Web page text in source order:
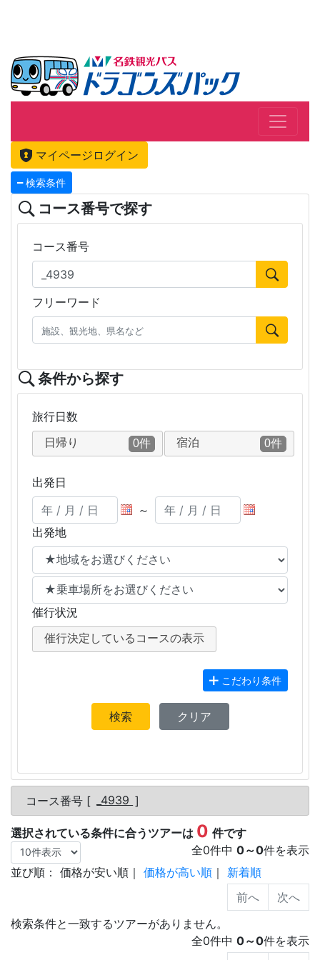
マイページログイン
検索条件
コース番号で探す
コース番号
フリーワード
条件から探す
旅行日数
日帰り 0件 宿泊 0件
出発日
～
出発地
催行状況
催行決定しているコースの表示
こだわり条件
検索 クリア
コース番号 [ _4939 ]
選択されている条件に合うツアーは 0 件です
全0件中 0～0件を表示
並び順： 価格が安い順 ｜ 価格が高い順 ｜ 新着順
検索条件と一致するツアーがありません。
全0件中 0～0件を表示